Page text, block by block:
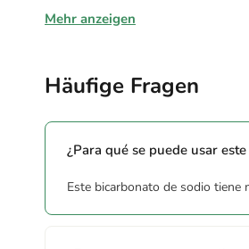
Zutaten
Allergene
Puede contener trazas de
Mehr anzeigen
Häufige Fragen
¿Para qué se puede usar
Este bicarbonato de sodio